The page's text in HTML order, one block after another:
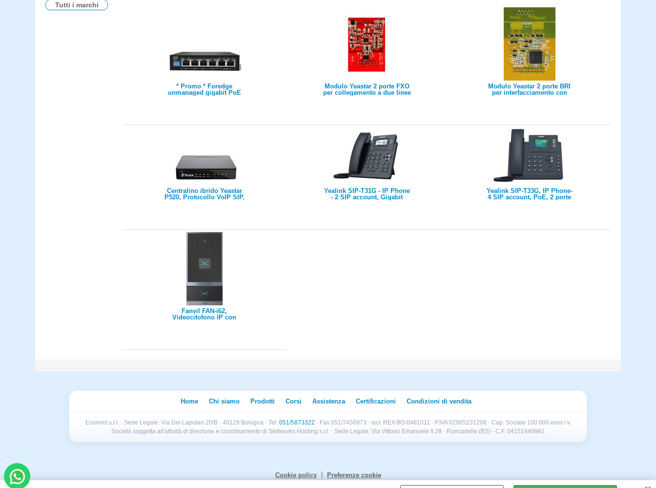
Tutti i marchi
* Promo * Foredge
unmanaged gigabit PoE
Modulo Yeastar 2 porte FXO
per collegamento a due linee
Modulo Yeastar 2 porte BRI
per interfacciamento con
Centralino ibrido Yeastar
P520, Protocollo VoIP SIP,
Yealink SIP-T31G - IP Phone
- 2 SIP account, Gigabit
Yealink SIP-T33G, IP Phone-
4 SIP account, PoE, 2 porte
Fanvil FAN-i62,
Videocitofono IP con
Home Chi siamo Prodotti Corsi Assistenza Certificazioni Condizioni di vendita
Econnet s.r.l. · Sede Legale: Via Dei Lapidari 20/B · 40129 Bologna · Tel. 051/5873322 · Fax 051/7456973 · iscr. REA BO-0481011 · P.IVA 02965231208 · Cap. Sociale 100.000 euro i.v.
Società soggetta all'attività di direzione e coordinamento di Skillworks Holding s.r.l. · Sede Legale: Via Vittorio Emanuele II 28 · Roncadelle (BS) - C.F. 04151440981
Cookie policy Preferenze cookie